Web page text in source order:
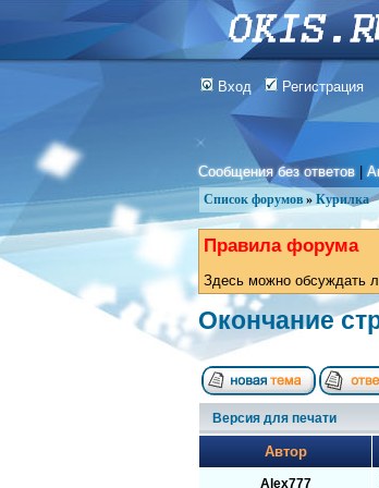
Вход Регистрация
Сообщения без ответов |
Список форумов » Курилка
Правила форума
Здесь можно обсуждать
Окончание
Версия для печати
Автор
Alex777